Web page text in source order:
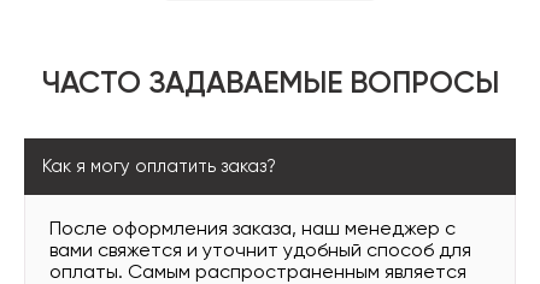
ЧАСТО ЗАДАВАЕМЫЕ ВОПРОСЫ
Как я могу оплатить заказ?
После оформления заказа, наш менеджер с
вами свяжется и уточнит удобный способ для
оплаты. Самым распространенным является